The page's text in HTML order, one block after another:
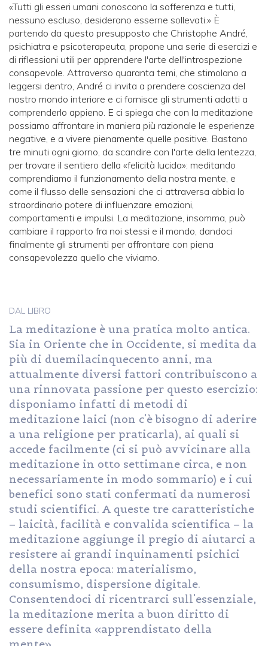
«Tutti gli esseri umani conoscono la sofferenza e tutti,
nessuno escluso, desiderano esserne sollevati.» È
partendo da questo presupposto che Christophe André,
psichiatra e psicoterapeuta, propone una serie di esercizi e
di riflessioni utili per apprendere l'arte dell'introspezione
consapevole. Attraverso quaranta temi, che stimolano a
leggersi dentro, André ci invita a prendere coscienza del
nostro mondo interiore e ci fornisce gli strumenti adatti a
comprenderlo appieno. E ci spiega che con la meditazione
possiamo affrontare in maniera più razionale le esperienze
negative, e a vivere pienamente quelle positive. Bastano
tre minuti ogni giorno, da scandire con l'arte della lentezza,
per trovare il sentiero della «felicità lucida»: meditando
comprendiamo il funzionamento della nostra mente, e
come il flusso delle sensazioni che ci attraversa abbia lo
straordinario potere di influenzare emozioni,
comportamenti e impulsi. La meditazione, insomma, può
cambiare il rapporto fra noi stessi e il mondo, dandoci
finalmente gli strumenti per affrontare con piena
consapevolezza quello che viviamo.
DAL LIBRO
La meditazione è una pratica molto antica.
Sia in Oriente che in Occidente, si medita da
più di duemilacinquecento anni, ma
attualmente diversi fattori contribuiscono a
una rinnovata passione per questo esercizio:
disponiamo infatti di metodi di
meditazione laici (non c'è bisogno di aderire
a una religione per praticarla), ai quali si
accede facilmente (ci si può avvicinare alla
meditazione in otto settimane circa, e non
necessariamente in modo sommario) e i cui
benefici sono stati confermati da numerosi
studi scientifici. A queste tre caratteristiche
– laicità, facilità e convalida scientifica – la
meditazione aggiunge il pregio di aiutarci a
resistere ai grandi inquinamenti psichici
della nostra epoca: materialismo,
consumismo, dispersione digitale.
Consentendoci di ricentrarci sull'essenziale,
la meditazione merita a buon diritto di
essere definita «apprendistato della